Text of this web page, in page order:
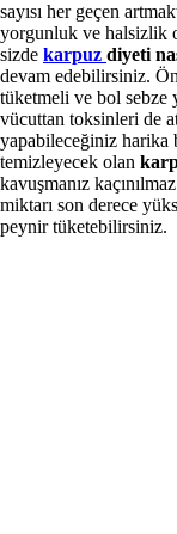
sayısı her geçen
yorgunluk ve halsizlik
sizde karpuz diyeti
devam edebilirsiniz.
tüketmeli ve bol sebze
vücuttan toksinleri de
yapabileceğiniz
temizleyecek olan
kavuşmanız
miktarı son derece
peynir tüketebilirsiniz.